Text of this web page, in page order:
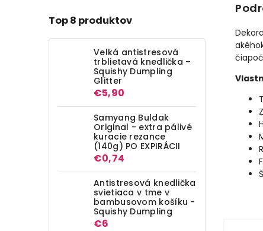
Top 8 produktov
Velká antistresová
trblietavá knedlička –
Squishy Dumpling
Glitter
€5,90
Samyang Buldak
Original - extra pálivé
kuracie rezance
(140g) PO EXPIRÁCII
€0,74
Antistresová knedlička
svietiaca v tme v
bambusovom košíku -
Squishy Dumpling
€6